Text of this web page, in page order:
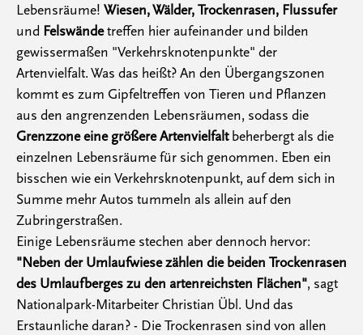
Lebensräume! Wiesen, Wälder, Trockenrasen, Flussufer
und Felswändetreffen hier aufeinander und bilden
gewissermaßen "Verkehrsknotenpunkte" der
Artenvielfalt. Was das heißt? An den Übergangszonen
kommt es zum Gipfeltreffen von Tieren und Pflanzen
aus den angrenzenden Lebensräumen, sodass die
Grenzzone eine größere Artenvielfaltbeherbergt als die
einzelnen Lebensräume für sich genommen. Eben ein
bisschen wie ein Verkehrsknotenpunkt, auf dem sich in
Summe mehr Autos tummeln als allein auf den
Zubringerstraßen.
Einige Lebensräume stechen aber dennoch hervor:
"Neben der Umlaufwiese zählen die beiden Trockenrasen
des Umlaufberges zu den artenreichsten Flächen", sagt
Nationalpark-Mitarbeiter Christian Übl. Und das
Erstaunliche daran? - Die Trockenrasen sind von allen